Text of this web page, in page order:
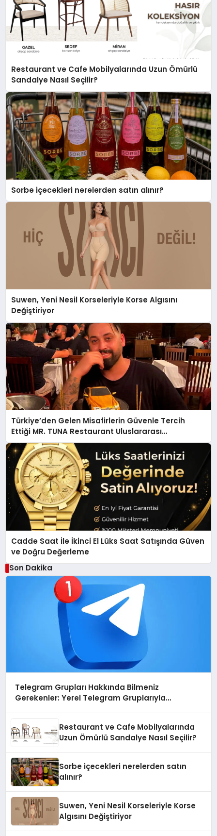
Restaurant ve Cafe Mobilyalarında Uzun Ömürlü
Sandalye Nasıl Seçilir?
Sorbe içecekleri nerelerden satın alınır?
Suwen, Yeni Nesil Korseleriyle Korse Algısını
Değiştiriyor
Türkiye’den Gelen Misafirlerin Güvenle Tercih
Ettiği MR. TUNA Restaurant Uluslararası
Başarısıyla Dikkat Çekiyor
Cadde Saat İle İkinci El Lüks Saat Satışında Güven
ve Doğru Değerleme
Son Dakika
Telegram Grupları Hakkında Bilmeniz
Gerekenler: Yerel Telegram Gruplarıyla
Restaurant ve Cafe Mobilyalarında
Uzun Ömürlü Sandalye Nasıl Seçilir?
Sorbe içecekleri nerelerden satın
alınır?
Suwen, Yeni Nesil Korseleriyle Korse
Algısını Değiştiriyor